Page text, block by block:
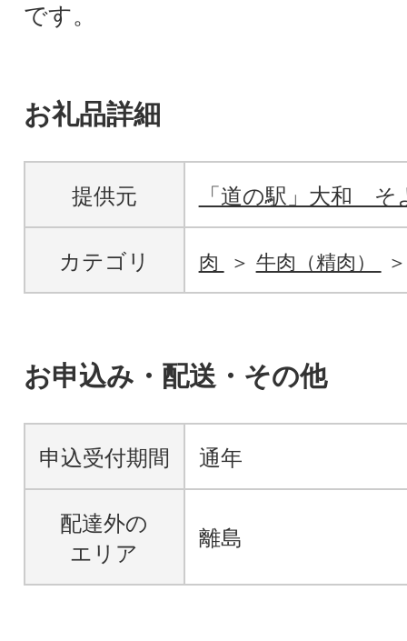
です。
お礼品詳細
提供元 「道の駅」大和 そ
カテゴリ 肉 牛肉（精肉）
お申込み・配送・その他
申込受付期間 通年
配達外の
エリア
離島